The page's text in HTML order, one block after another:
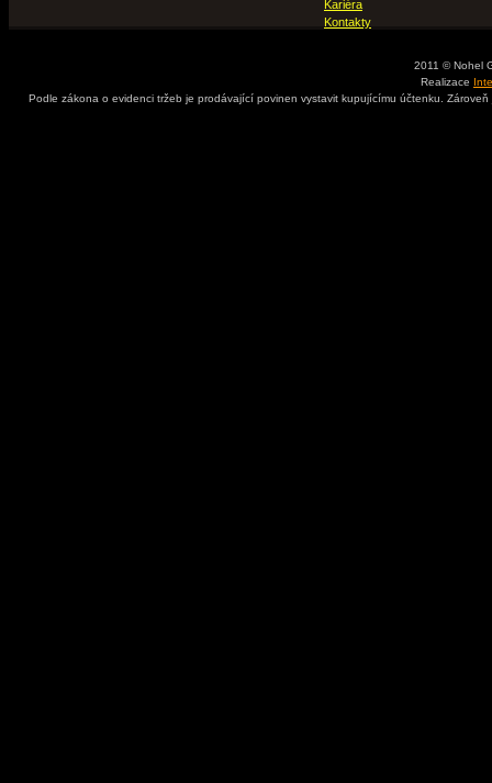
Kariéra
Kontakty
2011 © Nohel
Realizace
Podle zákona o evidenci tržeb je prodávající povinen vystavit kupujícímu účtenku.